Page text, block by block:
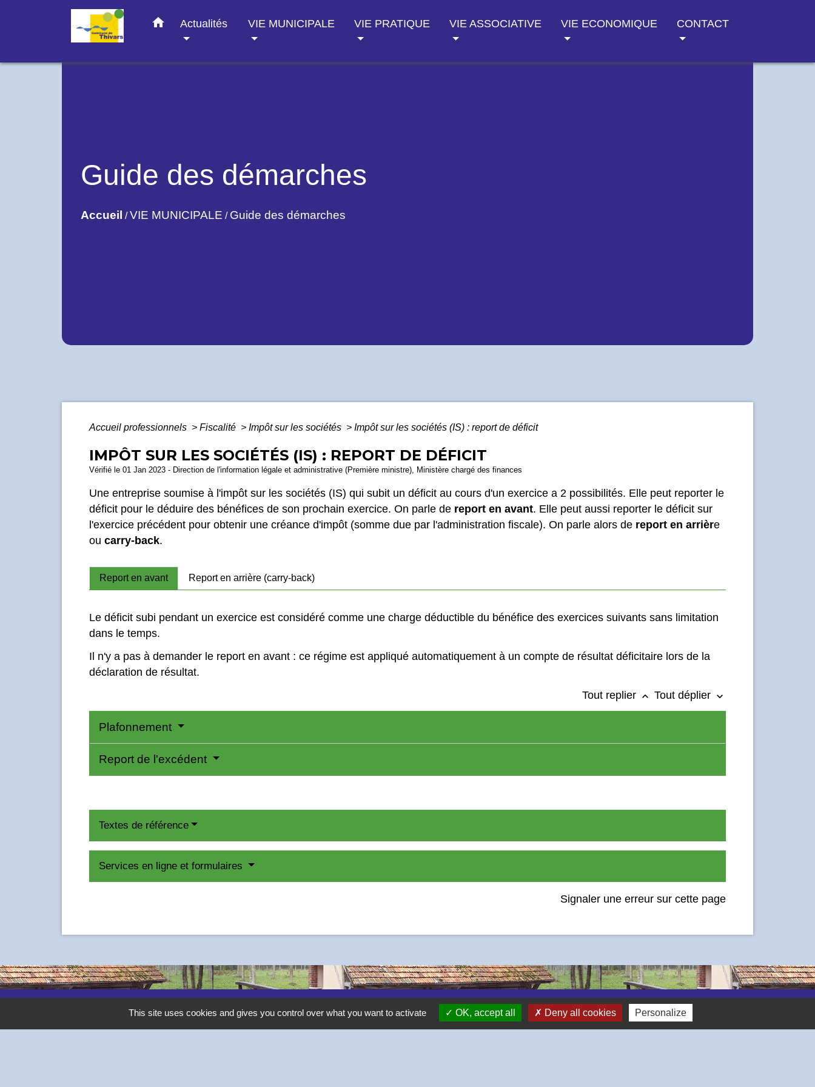
home Actualités VIE MUNICIPALE VIE PRATIQUE VIE ASSOCIATIVE VIE ECONOMIQUE CONTACT
Guide des démarches
Accueil /VIE MUNICIPALE / Guide des démarches
Accueil professionnels > Fiscalité > Impôt sur les sociétés > Impôt sur les sociétés (IS) : report de déficit
IMPÔT SUR LES SOCIÉTÉS (IS) : REPORT DE DÉFICIT
Vérifié le 01 Jan 2023 - Direction de l'information légale et administrative (Première ministre), Ministère chargé des finances
Une entreprise soumise à l'impôt sur les sociétés (IS) qui subit un déficit au cours d'un exercice a 2 possibilités. Elle peut reporter le
déficit pour le déduire des bénéfices de son prochain exercice. On parle de report en avant. Elle peut aussi reporter le déficit sur
l'exercice précédent pour obtenir une créance d'impôt (somme due par l'administration fiscale). On parle alors de report en arrière
ou carry-back.
Report en avant Report en arrière (carry-back)
Le déficit subi pendant un exercice est considéré comme une charge déductible du bénéfice des exercices suivants sans limitation
dans le temps.
Il n'y a pas à demander le report en avant : ce régime est appliqué automatiquement à un compte de résultat déficitaire lors de la
déclaration de résultat.
Tout replier keyboard_arrow_up Tout déplier keyboard_arrow_down
Plafonnement
Report de l'excédent
Textes de référence
Services en ligne et formulaires
Signaler une erreur sur cette page
ContactsThis site uses cookies and gives you control over what you want to activate OK, accept all Deny all cookies Personalize